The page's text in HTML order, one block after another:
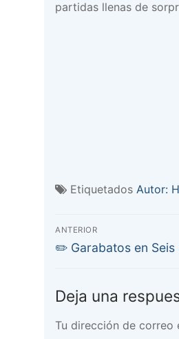
partidas llenas de
Etiquetados Autor:
Navegación
de
ANTERIOR
Entrada
✏️ Garabatos en
Deja una
Tu dirección de correo